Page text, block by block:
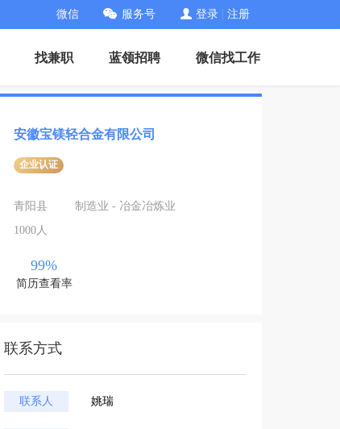
微信 服务号 登录 注册
找兼职 蓝领招聘 微信找工作
安徽宝镁轻合金有限公司
企业认证
青阳县
制造业 - 冶金冶炼业
1000人
99%
简历查看率
联系方式
联系人 姚瑞